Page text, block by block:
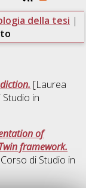
della tesi |
[Laurea
in
of
framework.
di Studio in